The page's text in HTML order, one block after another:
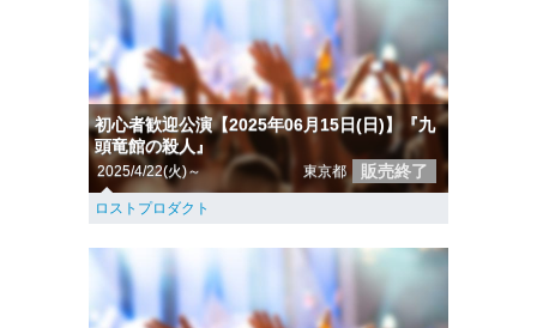
初心者歓迎公演【2025年06月15日(日)】『九
頭竜館の殺人』
2025/4/22(火)～ 東京都 販売終了
ロストプロダクト